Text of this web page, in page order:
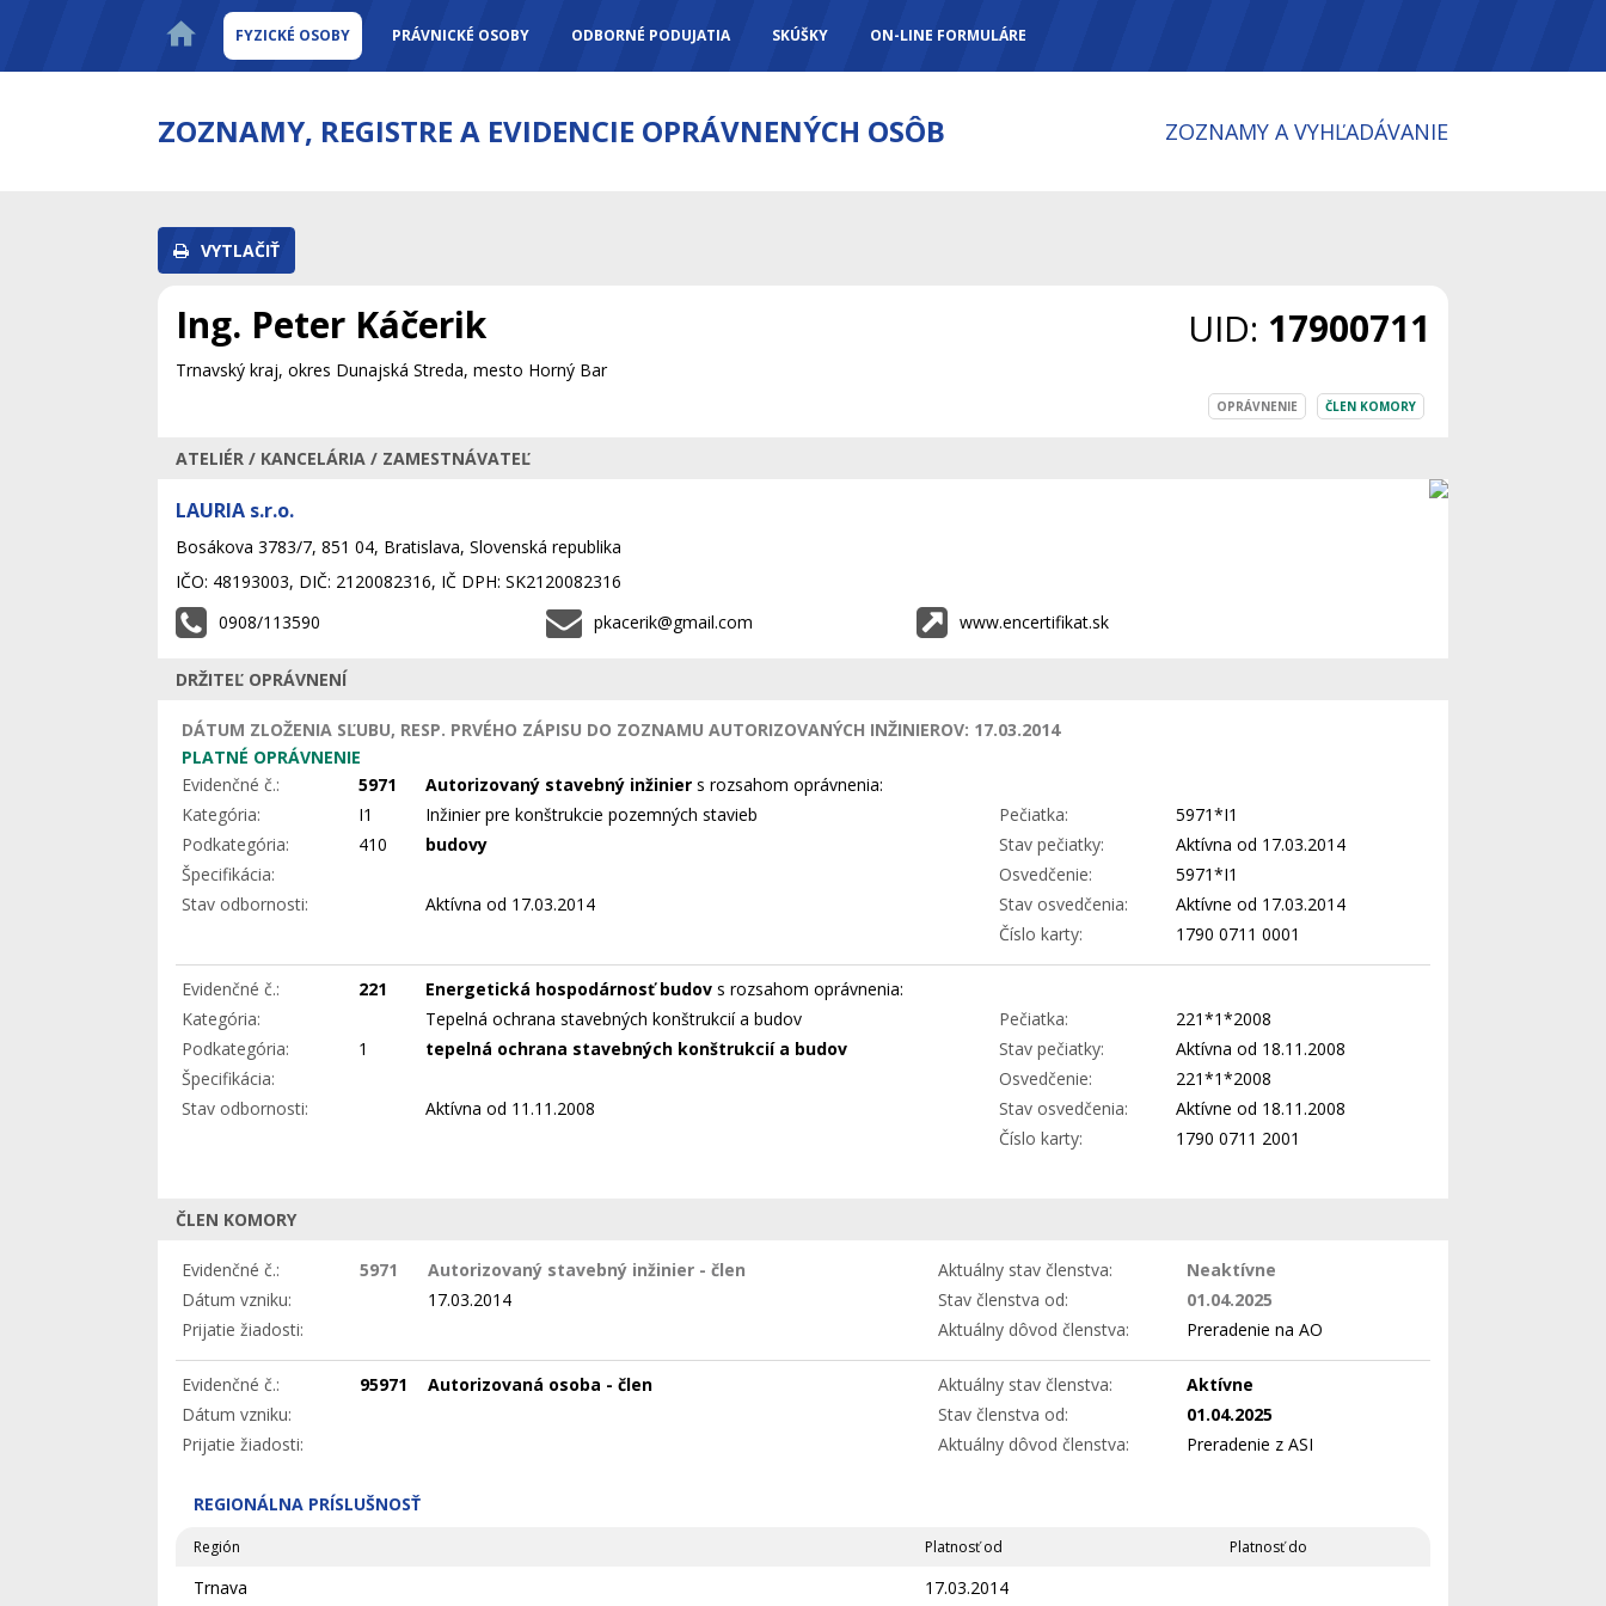
FYZICKÉ OSOBY PRÁVNICKÉ OSOBY ODBORNÉ PODUJATIA SKÚŠKY ON-LINE FORMULÁRE
ZOZNAMY, REGISTRE A EVIDENCIE OPRÁVNENÝCH OSÔB ZOZNAMY A VYHĽADÁVANIE
VYTLAČIŤ
UID: 17900711
Ing. Peter Káčerik
Trnavský kraj, okres Dunajská Streda, mesto Horný Bar
OPRÁVNENIE ČLEN KOMORY
ATELIÉR / KANCELÁRIA / ZAMESTNÁVATEĽ
LAURIA s.r.o.
Bosákova 3783/7, 851 04, Bratislava, Slovenská republika
IČO: 48193003, DIČ: 2120082316, IČ DPH: SK2120082316
0908/113590
pkacerik@gmail.com www.encertifikat.sk
DRŽITEĽ OPRÁVNENÍ
DÁTUM ZLOŽENIA SĽUBU, RESP. PRVÉHO ZÁPISU DO ZOZNAMU AUTORIZOVANÝCH INŽINIEROV: 17.03.2014
PLATNÉ OPRÁVNENIE
Evidenčné č.:
5971 Autorizovaný stavebný inžinier s rozsahom oprávnenia:
Kategória:
I1 Inžinier pre konštrukcie pozemných stavieb Pečiatka:
5971*I1
Podkategória:
410 budovy Stav pečiatky:
Aktívna od 17.03.2014
Špecifikácia:
Osvedčenie:
5971*I1
Stav odbornosti:
Aktívna od 17.03.2014 Stav osvedčenia:
Aktívne od 17.03.2014
Číslo karty:
1790 0711 0001
Evidenčné č.: 221 Energetická hospodárnosť budov s rozsahom oprávnenia:
Kategória:
Tepelná ochrana stavebných konštrukcií a budov Pečiatka:
221*1*2008
Podkategória:
1 tepelná ochrana stavebných konštrukcií a budov Stav pečiatky:
Aktívna od 18.11.2008
Špecifikácia:
Osvedčenie:
221*1*2008
Stav odbornosti:
Aktívna od 11.11.2008 Stav osvedčenia:
Aktívne od 18.11.2008
Číslo karty:
1790 0711 2001
ČLEN KOMORY
Evidenčné č.: 5971 Autorizovaný stavebný inžinier - člen Aktuálny stav členstva:
Neaktívne
Dátum vzniku:
17.03.2014 Stav členstva od:
01.04.2025
Prijatie žiadosti:
Aktuálny dôvod členstva: Preradenie na AO
Evidenčné č.: 95971 Autorizovaná osoba - člen Aktuálny stav členstva:
Aktívne
Dátum vzniku:
Stav členstva od:
01.04.2025
Prijatie žiadosti:
Aktuálny dôvod členstva: Preradenie z ASI
REGIONÁLNA PRÍSLUŠNOSŤ
Región Platnosť od Platnosť do
Trnava 17.03.2014